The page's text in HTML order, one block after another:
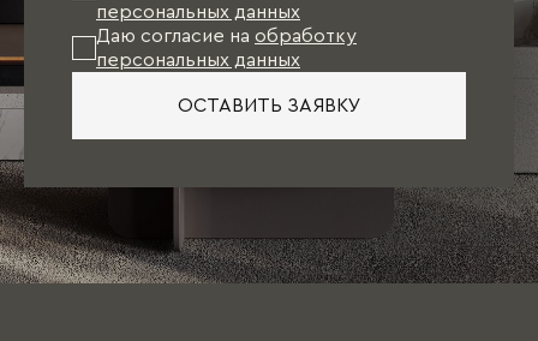
персональных данных
Даю согласие на обработку
персональных данных
ОСТАВИТЬ ЗАЯВКУ